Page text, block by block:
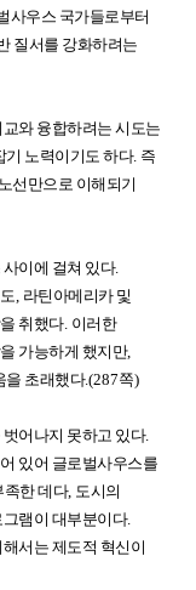
사우스 국가들로부터
질서를 강화하려는
와 융합하려는 시도는
기 노력이기도 하다. 즉
선만으로 이해되기
이에 걸쳐 있다.
, 라틴아메리카 및
취했다. 이러한
가능하게 했지만,
을 초래했다.(287쪽)
어나지 못하고 있다.
있어 글로벌사우스를
족한 데다, 도시의
램이 대부분이다.
서는 제도적 혁신이